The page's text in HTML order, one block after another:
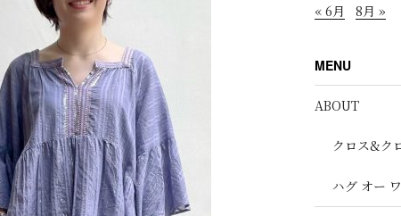
« 6月
8月 »
MENU
ABOUT
クロス&ク
ハグ オー